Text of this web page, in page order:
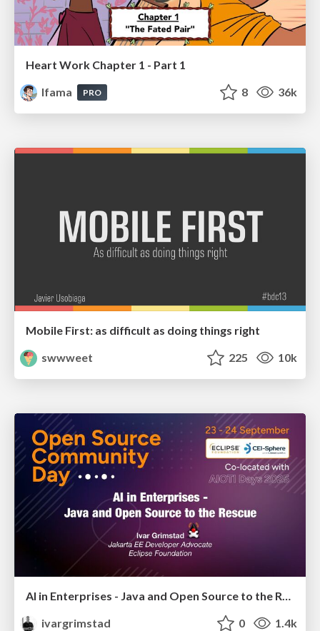
Heart Work Chapter 1 - Part 1
lfama
PRO 8 36k
Mobile First: as difficult as doing things right
swwweet
225 10k
AI in Enterprises - Java and Open Source to the Rescue
ivargrimstad
0 1.4k